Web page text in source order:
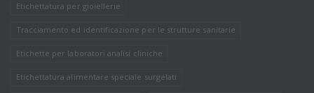
Etichettatura per gioiellerie
Tracciamento ed identificazione per le strutture sanitarie
Etichette per laboratori analisi cliniche
Etichettatura alimentare speciale surgelati